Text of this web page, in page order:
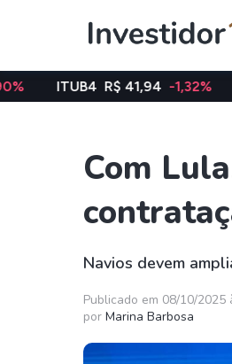
Assuntos do
Índice
Ibovespa
Taesa
Itausa
R$ 41,94 -1,32% PETR4
Com
Navios devem
Publicado em 08/10/2025
por Marina Barbosa